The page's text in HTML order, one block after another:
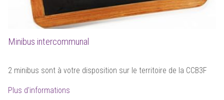
Minibus intercommunal
2 minibus sont à votre disposition sur le territoire de la CCB3F
Plus d'informations